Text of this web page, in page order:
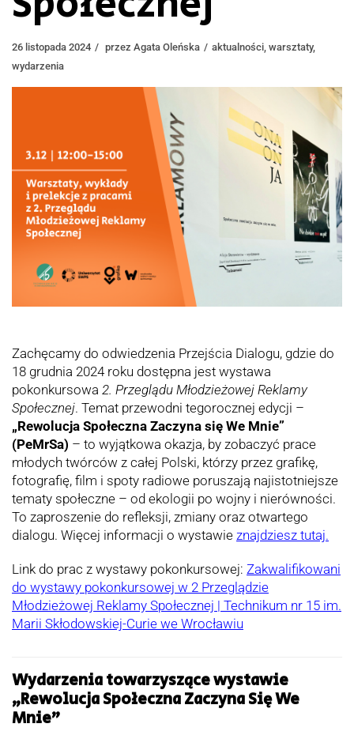
26 listopada 2024 przez Agata Oleńska aktualności warsztaty,
wydarzenia
Zachęcamy do odwiedzenia Przejścia Dialogu, gdzie do
18 grudnia 2024 roku dostępna jest wystawa
pokonkursowa 2. Przeglądu Młodzieżowej Reklamy
Społecznej. Temat przewodni tegorocznej edycji –
„Rewolucja Społeczna Zaczyna się We Mnie”
(PeMrSa) – to wyjątkowa okazja, by zobaczyć prace
młodych twórców z całej Polski, którzy przez grafikę,
fotografię, film i spoty radiowe poruszają najistotniejsze
tematy społeczne – od ekologii po wojny i nierówności.
To zaproszenie do refleksji, zmiany oraz otwartego
dialogu. Więcej informacji o wystawie znajdziesz tutaj.
Link do prac z wystawy pokonkursowej: Zakwalifikowani
do wystawy pokonkursowej w 2 Przeglądzie
Młodzieżowej Reklamy Społecznej | Technikum nr 15 im.
Marii Skłodowskiej-Curie we Wrocławiu
Wydarzenia towarzyszące wystawie
„Rewolucja Społeczna Zaczyna Się We
Mnie”